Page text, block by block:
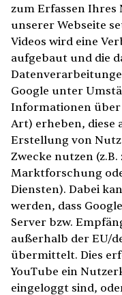
zum Erfassen
unserer Webseite
Videos wird eine
aufgebaut und die
Google unter
Informationen über
Art) erheben, diese
Erstellung von
Zwecke nutzen
Marktforschung
Diensten). Dabei
werden, dass
Server bzw.
außerhalb der EU/
übermittelt. Dies
YouTube ein
eingeloggt sind,